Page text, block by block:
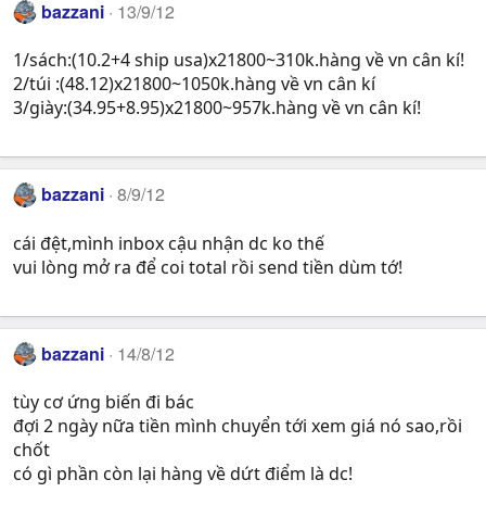
bazzani 13/9/12
1/sách:(10.2+4 ship usa)x21800~310k.hàng về vn cân kí!
2/túi :(48.12)x21800~1050k.hàng về vn cân kí
3/giày:(34.95+8.95)x21800~957k.hàng về vn cân kí!
bazzani 8/9/12
cái đệt,mình inbox cậu nhận dc ko thế
vui lòng mở ra để coi total rồi send tiền dùm tớ!
bazzani 14/8/12
tùy cơ ứng biến đi bác
đợi 2 ngày nữa tiền mình chuyển tới xem giá nó sao,rồi
chốt
có gì phần còn lại hàng về dứt điểm là dc!